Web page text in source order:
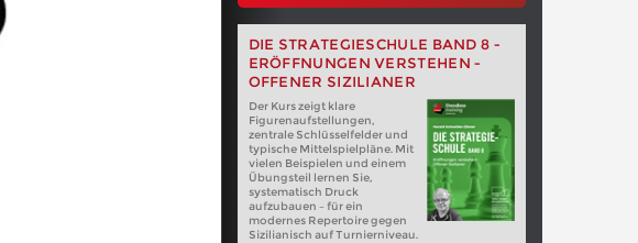
DIE STRATEGIESCHULE BAND 8 -
ERÖFFNUNGEN VERSTEHEN -
OFFENER SIZILIANER
Der Kurs zeigt klare
Figurenaufstellungen,
zentrale Schlüsselfelder und
typische Mittelspielpläne. Mit
vielen Beispielen und einem
Übungsteil lernen Sie,
systematisch Druck
aufzubauen – für ein
modernes Repertoire gegen
Sizilianisch auf Turnierniveau.